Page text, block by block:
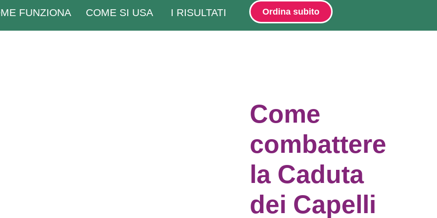
FUNZIONA COME SI USA I RISULTATI Ordina subito
Come
combattere
la Caduta
dei Capelli